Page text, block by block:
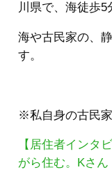
川県で、海徒歩5
海や古民家の、
す。
※私自身の古民
【居住者インタ
がら住む。Kさん